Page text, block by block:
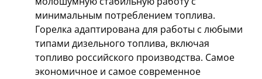
минимальным потреблением топлива.
Горелка адаптирована для работы с любыми
типами дизельного топлива, включая
топливо российского производства. Самое
экономичное и самое современное